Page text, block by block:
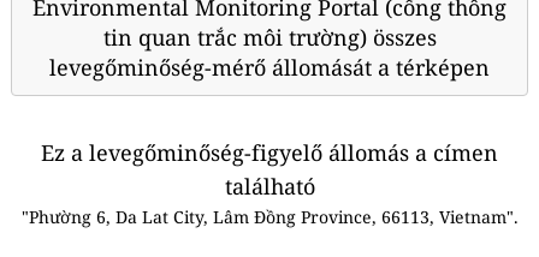
Environmental Monitoring Portal (cổng thông
tin quan trắc môi trường) összes
levegőminőség-mérő állomását a térképen
Ez a levegőminőség-figyelő állomás a címen
található
"Phường 6, Da Lat City, Lâm Đồng Province, 66113, Vietnam".